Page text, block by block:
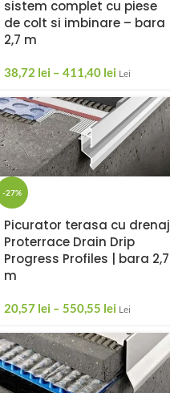
sistem complet cu piese
de colt si imbinare – bara
2,7 m
38,72 lei – 411,40 lei Lei
-27%
Picurator terasa cu drenaj
Proterrace Drain Drip
Progress Profiles | bara 2,7
m
20,57 lei – 550,55 lei Lei